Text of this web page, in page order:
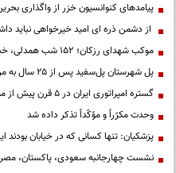
پیامدهای کنوانسیون خزر از واگذاری
از دشمن ذره ای امید خیرخواهی نباید
موکب شهدای رزکان؛ ۱۵۲ شب همدلی، خدمت و میزبانی از مردم ولایت‌مدار شهریار
پل شهرستان پل‌سفید پس از ۲۵ سال به مرحله بهره‌برداری رسید
گستره امپراتوری ایران در ۵ قرن پیش از میلاد؛ تصویری از ایران ۲۵ قرن پیش
وحدت مکرّراً و مؤکّداً تذکر داده شد
پزشکیان: تنها کسانی که در خیابان بودند
نشست چهارجانبه سعودی، پاکستان، مصر